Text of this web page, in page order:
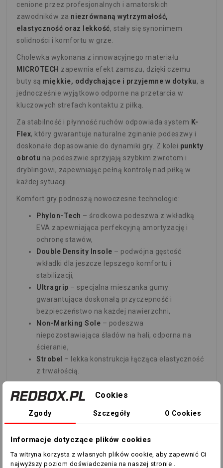
cenione przez profesjonalnych i amatorskich
zawodników za niezrównaną wytrzymałość,
elastyczność oraz lekkość, stały się synonimem
solidności i komfortu w grze.
Cholewka wykonana z innowacyjnego materiału
MICROTECH zapewnia efekt zamszu, dzięki czemu
buty są miękkie, oddychające i przyjemne w dotyku, a
jednocześnie wyjątkowo odporne na przetarcia w
kluczowych strefach kontaktu z piłką.
Za stabilność i płynność ruchów odpowiada system K-
Flex, który gwarantuje naturalne zginanie podeszwy i
doskonałe dopasowanie do dynamiki gry. Z kolei punkty
obrotu na podeszwie sprzyjają szybkim zwrotom i
dryblingowi, zapewniając pełną kontrolę nad piłką w
każdej sytuacji.
Komfort gry podnoszą nowoczesne technologie:
Phylon-Tech – środkowa podeszwa z wkładką
EVA zapewniająca perfekcyjną amortyzację i
ochronę stawów,
Double Density Insole – podwójna gęstość
wkładki dla jeszcze lepszego komfortu i
stabilizacji,
Ultragrip – specjalna mieszanka gumy
gwarantująca doskonałą przyczepność i
bezpieczeństwo na każdej nawierzchni,
Non-Marking Sole – podeszwa
niepozostawiająca śladów na hali, odporna na
ścieranie,
Strobel – lekka konstrukcja łącząca elastyczność
z trwałością.
ModelKelme Precisionto wybór zawodników, którzy
stawiają namaksymalną kontrolę, wygodę i trwałość
Idealny zarówno do treningów, jak i meczów na
najwyższym poziomie.
TABELA ROZMIARÓW
Cookies
Zgody Szczegóły O Cookies
Informacje dotyczące plików cookies
Ta witryna korzysta z własnych plików cookie, aby zapewnić Ci
najwyższy poziom doświadczenia na naszej stronie .